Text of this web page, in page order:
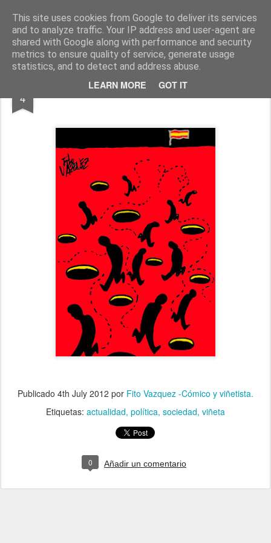
This site uses cookies from Google to deliver its services
and to analyze traffic. Your IP address and user-agent are
shared with Google along with performance and security
metrics to ensure quality of service, generate usage
statistics, and to detect and address abuse.
LEARN MORE GOT IT
Fito Vázquez Viñetas, viñetas y más viñetas.
Home Viñetas Quién soy
4 "ESTADO" DE PREOCUPACIÓN
Publicado 4th July 2012 por Fito Vazquez -Cómico y viñetista.
Etiquetas: actualidad política sociedad viñeta
0 Añadir un comentario